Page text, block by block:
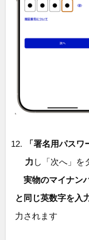
「署名用パス
力 し「次へ」を
実物のマイナン
と同じ英数字を入
力されます